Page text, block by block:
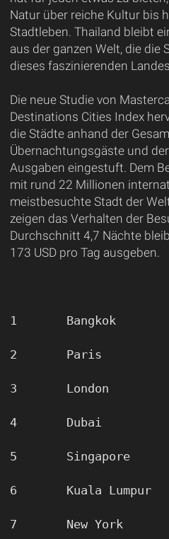
Natur über reiche Kultur bis
Stadtleben. Thailand bleibt
aus der ganzen Welt, die die
dieses faszinierenden
Die neue Studie von
Destinations Cities Index
die Städte anhand der
Übernachtungsgäste und
Ausgaben eingestuft. Dem
mit rund 22 Millionen
meistbesuchte Stadt der
zeigen das Verhalten der
Durchschnitt 4,7 Nächte
173 USD pro Tag ausgeben.